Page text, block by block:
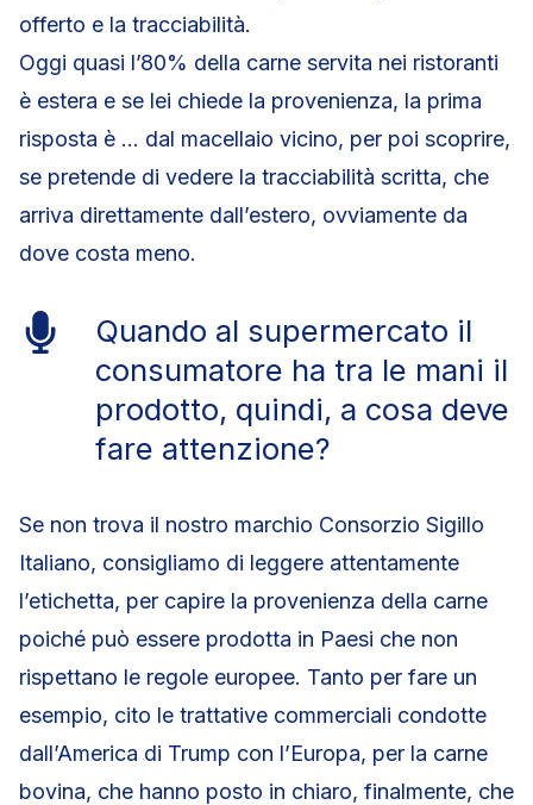
offerto e la tracciabilità.
Oggi quasi l’80% della carne servita nei ristoranti
è estera e se lei chiede la provenienza, la prima
risposta è … dal macellaio vicino, per poi scoprire,
se pretende di vedere la tracciabilità scritta, che
arriva direttamente dall’estero, ovviamente da
dove costa meno.
Quando al supermercato il
consumatore ha tra le mani il
prodotto, quindi, a cosa deve
fare attenzione?
Se non trova il nostro marchio Consorzio Sigillo
Italiano, consigliamo di leggere attentamente
l’etichetta, per capire la provenienza della carne
poiché può essere prodotta in Paesi che non
rispettano le regole europee. Tanto per fare un
esempio, cito le trattative commerciali condotte
dall’America di Trump con l’Europa, per la carne
bovina, che hanno posto in chiaro, finalmente, che